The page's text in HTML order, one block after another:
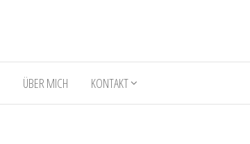
ÜBER MICH KONTAKT